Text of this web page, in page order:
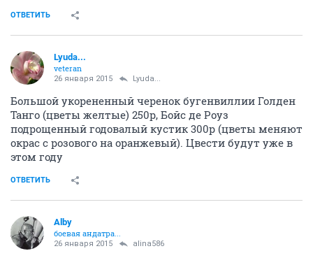
ОТВЕТИТЬ
Lyuda...
veteran
26 января 2015 Lyuda...
Большой укорененный черенок бугенвиллии Голден
Танго (цветы желтые) 250р, Бойс де Роуз
подрощенный годовалый кустик 300р (цветы меняют
окрас с розового на оранжевый). Цвести будут уже в
этом году
ОТВЕТИТЬ
Alby
боевая андатра...
26 января 2015 alina586